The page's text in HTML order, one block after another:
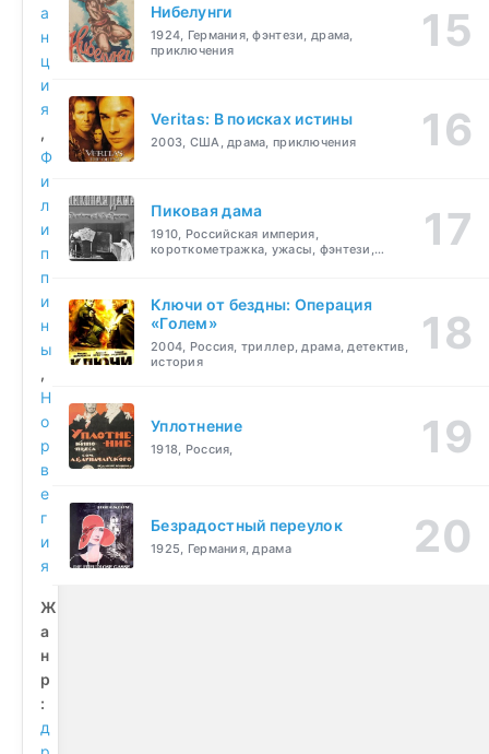
а
н
ц
и
я
,
Ф
и
л
и
п
п
и
н
ы
,
Н
о
р
в
е
г
и
я
Ж
а
н
р
:
д
Нибелунги
1924, Германия, фэнтези, драма,
приключения
Veritas: В поисках истины
2003, США, драма, приключения
Пиковая дама
1910, Российская империя,
короткометражка, ужасы, фэнтези,
Ключи от бездны: Операция
«Голем»
2004, Россия, триллер, драма, детектив,
история
Уплотнение
1918, Россия,
Безрадостный переулок
1925, Германия, драма